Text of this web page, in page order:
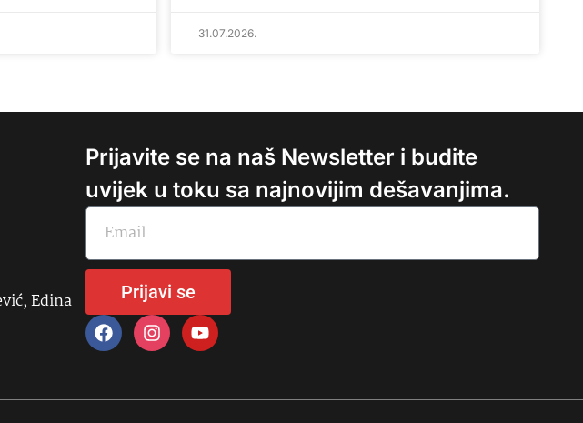
31.07.2026.
Edina
Prijavite se na naš Newsletter i budite
uvijek u toku sa najnovijim dešavanjima.
Prijavi se